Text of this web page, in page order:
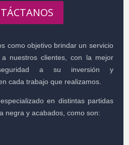
como objetivo brindar un servicio
nuestros clientes, con la mejor
a su inversión y
cada trabajo que realizamos.
en distintas partidas
negra y acabados, como son: